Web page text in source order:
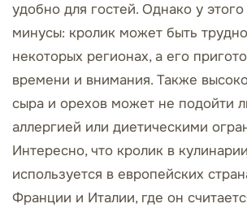
удобно для гостей. Однако у
минусы: кролик может быть
некоторых регионах, а его
времени и внимания. Также
сыра и орехов может не подойти
аллергией или диетическими
Интересно, что кролик в
используется в европейских
Франции и Италии, где он